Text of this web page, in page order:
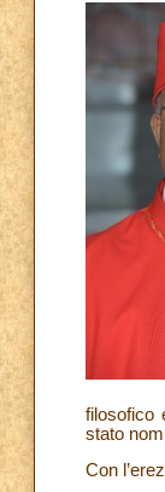
filosofico
stato
Con